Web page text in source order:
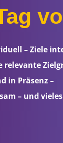
– Ziele
relevante
in Präsenz –
– und